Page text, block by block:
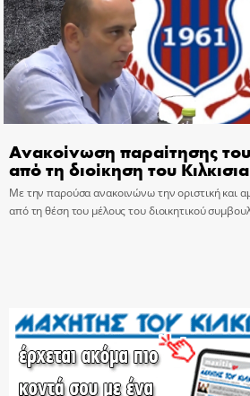
Ανακοίνωση παραίτησης
από τη διοίκηση του
Με την παρούσα ανακοινώνω την οριστική και
από τη θέση του μέλους του διοικητικού